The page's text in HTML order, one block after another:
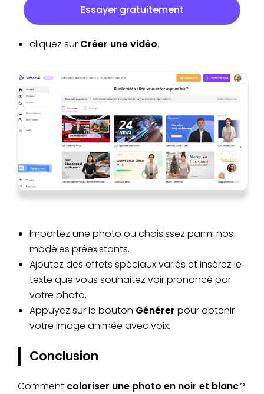
Essayer gratuitement
cliquez sur Créer une vidéo.
Importez une photo ou choisissez parmi nos
modèles préexistants.
Ajoutez des effets spéciaux variés et insérez le
texte que vous souhaitez voir prononcé par
votre photo.
Appuyez sur le bouton Générer pour obtenir
votre image animée avec voix.
Conclusion
Comment coloriser une photo en noir et blanc?